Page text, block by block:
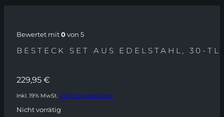
Bewertet mit0von 5
BESTECK SET AUS EDELSTAHL, 30-
229,95 €
Inkl. 19% MwSt. zzgl. Versandkosten
Nicht vorrätig